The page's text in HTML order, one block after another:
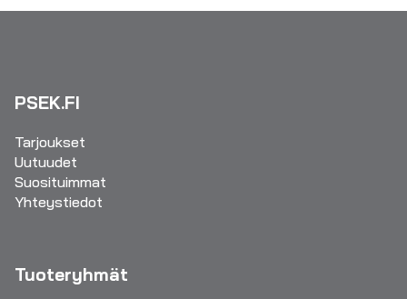
PSEK.FI
Tarjoukset
Uutuudet
Suosituimmat
Yhteystiedot
Tuoteryhmät